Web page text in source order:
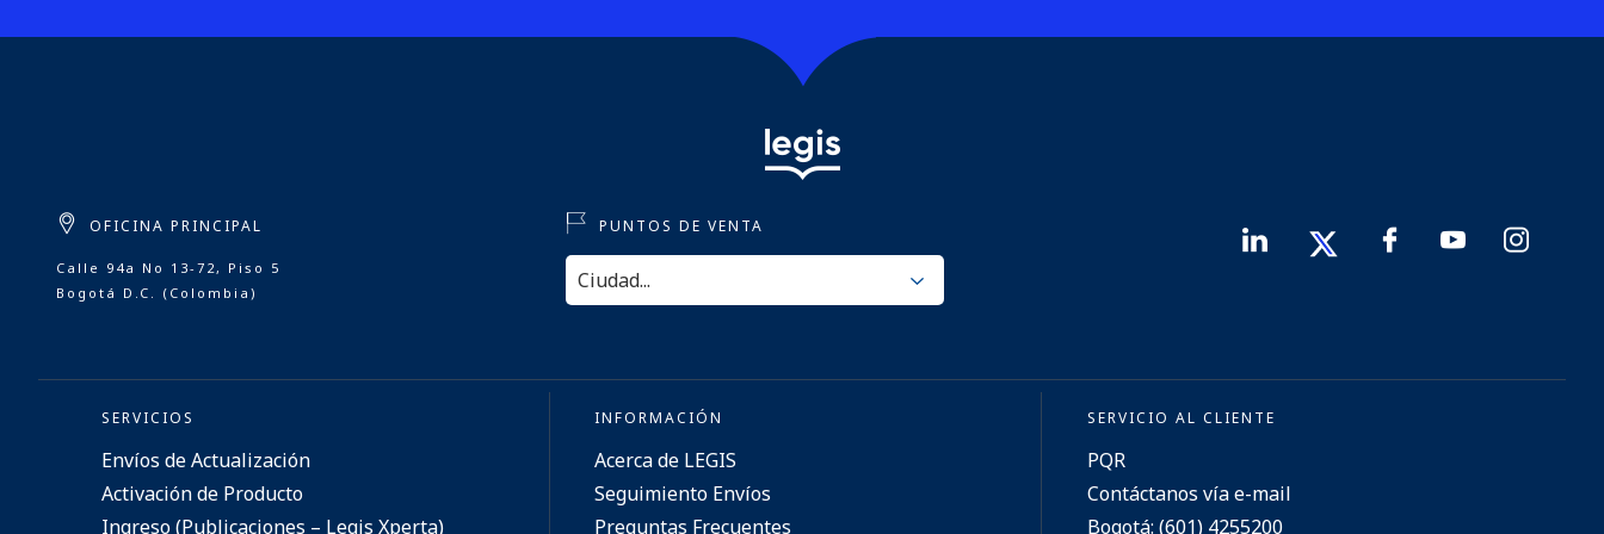
OFICINA PRINCIPAL
Calle 94a No 13-72, Piso 5
Bogotá D.C. (Colombia)
PUNTOS DE VENTA
SERVICIOS
Envíos de Actualización
Activación de Producto
Ingreso (Publicaciones – Legis Xperta)
INFORMACIÓN
Acerca de LEGIS
Seguimiento Envíos
Preguntas Frecuentes
SERVICIO AL CLIENTE
PQR
Contáctanos vía e-mail
Bogotá: (601) 4255200